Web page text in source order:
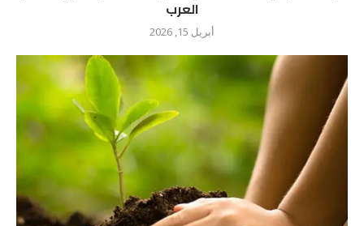
العرب
أبريل 15, 2026